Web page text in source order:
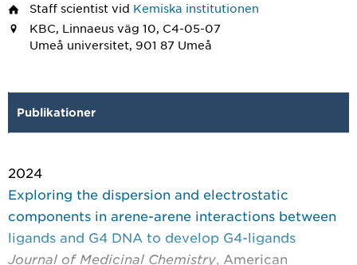
Staff scientist vid Kemiska institutionen
KBC, Linnaeus väg 10, C4-05-07
Umeå universitet, 901 87 Umeå
Publikationer
2024
Exploring the dispersion and electrostatic
components in arene-arene interactions between
ligands and G4 DNA to develop G4-ligands
Journal of Medicinal Chemistry, American